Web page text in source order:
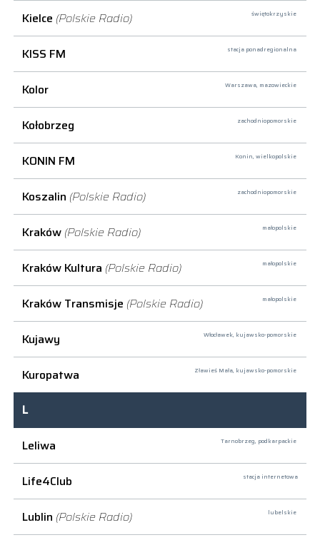
Kielce (Polskie Radio) świętokrzyskie
KISS FM stacja ponadregionalna
Kolor Warszawa, mazowieckie
Kołobrzeg zachodniopomorskie
KONIN FM Konin, wielkopolskie
Koszalin (Polskie Radio) zachodniopomorskie
Kraków (Polskie Radio) małopolskie
Kraków Kultura (Polskie Radio) małopolskie
Kraków Transmisje (Polskie Radio) małopolskie
Kujawy Włocławek, kujawsko-pomorskie
Kuropatwa Zławieś Mała, kujawsko-pomorskie
L
Leliwa
Tarnobrzeg, podkarpackie
Life4Club stacja internetowa
Lublin (Polskie Radio) lubelskie